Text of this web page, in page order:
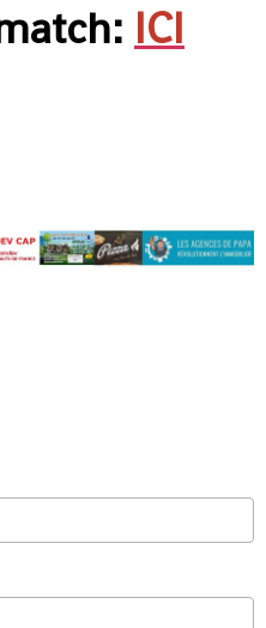
ICI